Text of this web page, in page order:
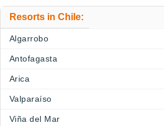
Resorts in Chile:
Algarrobo
Antofagasta
Arica
Valparaíso
Viña del Mar